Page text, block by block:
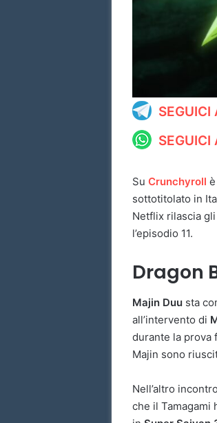
SEGUICI
Su Crunchyroll
sottotitolato in
Netflix rilascia
l’episodio 11.
Dragon
Majin Duu sta
all’intervento di
durante la prova
Majin sono
Nell’altro
che il Tamagami